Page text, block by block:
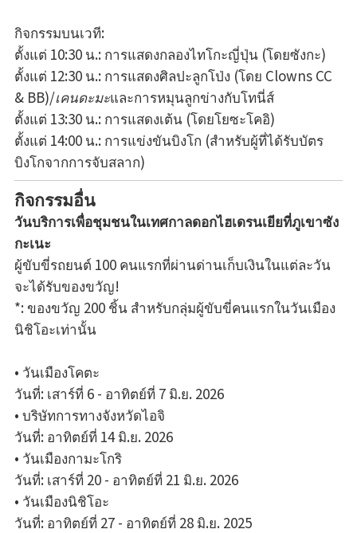
กิจกรรมบนเวที:
ตั้งแต่ 10:30 น.: การแสดงกลองไทโกะญี่ปุ่น (โดยซังกะ)
ตั้งแต่ 12:30 น.: การแสดงศิลปะลูกโป่ง (โดย Clowns CC
& BB)/เคนดะมะและการหมุนลูกข่างกับโทนี่ส์
ตั้งแต่ 13:30 น.: การแสดงเต้น (โดยโยซะโคอิ)
ตั้งแต่ 14:00 น.: การแข่งขันบิงโก (สำหรับผู้ที่ได้รับบัตร
บิงโกจากการจับสลาก)
กิจกรรมอื่น
วันบริการเพื่อชุมชนในเทศกาลดอกไฮเดรนเยียที่ภูเขาซัง
กะเนะ
ผู้ขับขี่รถยนต์ 100 คนแรกที่ผ่านด่านเก็บเงินในแต่ละวัน
จะได้รับของขวัญ!
*: ของขวัญ 200 ชิ้น สำหรับกลุ่มผู้ขับขี่คนแรกในวันเมือง
นิชิโอะเท่านั้น
• วันเมืองโคตะ
วันที่: เสาร์ที่ 6 - อาทิตย์ที่ 7 มิ.ย. 2026
• บริษัทการทางจังหวัดไอจิ
วันที่: อาทิตย์ที่ 14 มิ.ย. 2026
• วันเมืองกามะโกริ
วันที่: เสาร์ที่ 20 - อาทิตย์ที่ 21 มิ.ย. 2026
• วันเมืองนิชิโอะ
วันที่: อาทิตย์ที่ 27 - อาทิตย์ที่ 28 มิ.ย. 2025